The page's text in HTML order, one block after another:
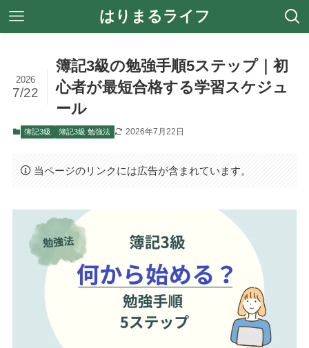
はりまるライフ
簿記3級の勉強手順5ステップ｜初
心者が最短合格する学習スケジュ
ール
2026
7/22
簿記3級 簿記3級 勉強法 2026年7月22日
当ページのリンクには広告が含まれています。